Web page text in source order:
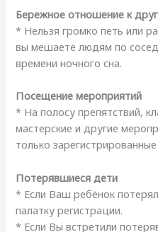
Бережное отношение к
* Нельзя громко петь или
вы мешаете людям по
времени ночного сна.
Посещение мероприятий
* На полосу препятствий,
мастерские и другие
только
Потерявшиеся дети
* Если Ваш ребёнок
палатку регистрации.
* Если Вы встретили